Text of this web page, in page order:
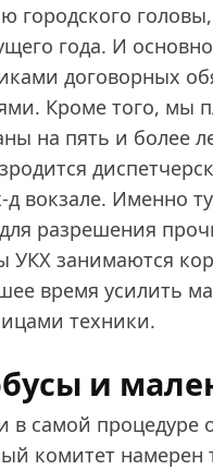
городского
года. И
договорных
Кроме того, мы
на пять и более
вокзале. Именно
разрешения
УКХ занимаются
время усилить
техники.
и
самой процедуре
комитет намерен